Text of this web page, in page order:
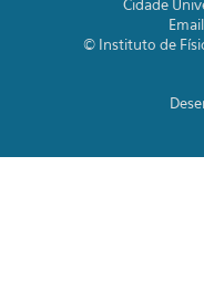
Cidade
© Instituto de